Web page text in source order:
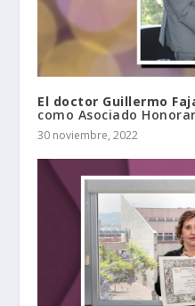
El doctor Guillermo
como Asociado
30 noviembre, 2022